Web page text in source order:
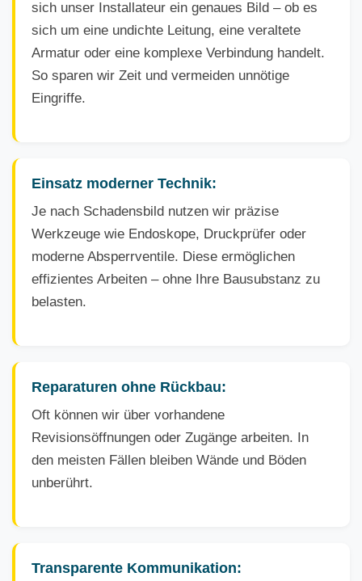
sich unser Installateur ein genaues Bild – ob es
sich um eine undichte Leitung, eine veraltete
Armatur oder eine komplexe Verbindung handelt.
So sparen wir Zeit und vermeiden unnötige
Eingriffe.
Einsatz moderner Technik:
Je nach Schadensbild nutzen wir präzise
Werkzeuge wie Endoskope, Druckprüfer oder
moderne Absperrventile. Diese ermöglichen
effizientes Arbeiten – ohne Ihre Bausubstanz zu
belasten.
Reparaturen ohne Rückbau:
Oft können wir über vorhandene
Revisionsöffnungen oder Zugänge arbeiten. In
den meisten Fällen bleiben Wände und Böden
unberührt.
Transparente Kommunikation: